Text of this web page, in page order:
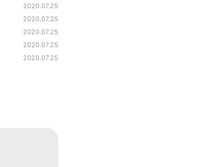
2020.07.25
2020.07.25
2020.07.25
2020.07.25
2020.07.25